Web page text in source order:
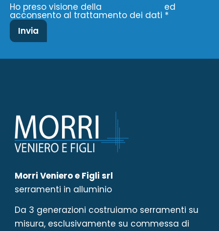
Ho preso visione della ed
acconsento al trattamento dei dati *
Morri Veniero e Figli srl
serramenti in alluminio
Da 3 generazioni costruiamo serramenti su
misura, esclusivamente su commessa di